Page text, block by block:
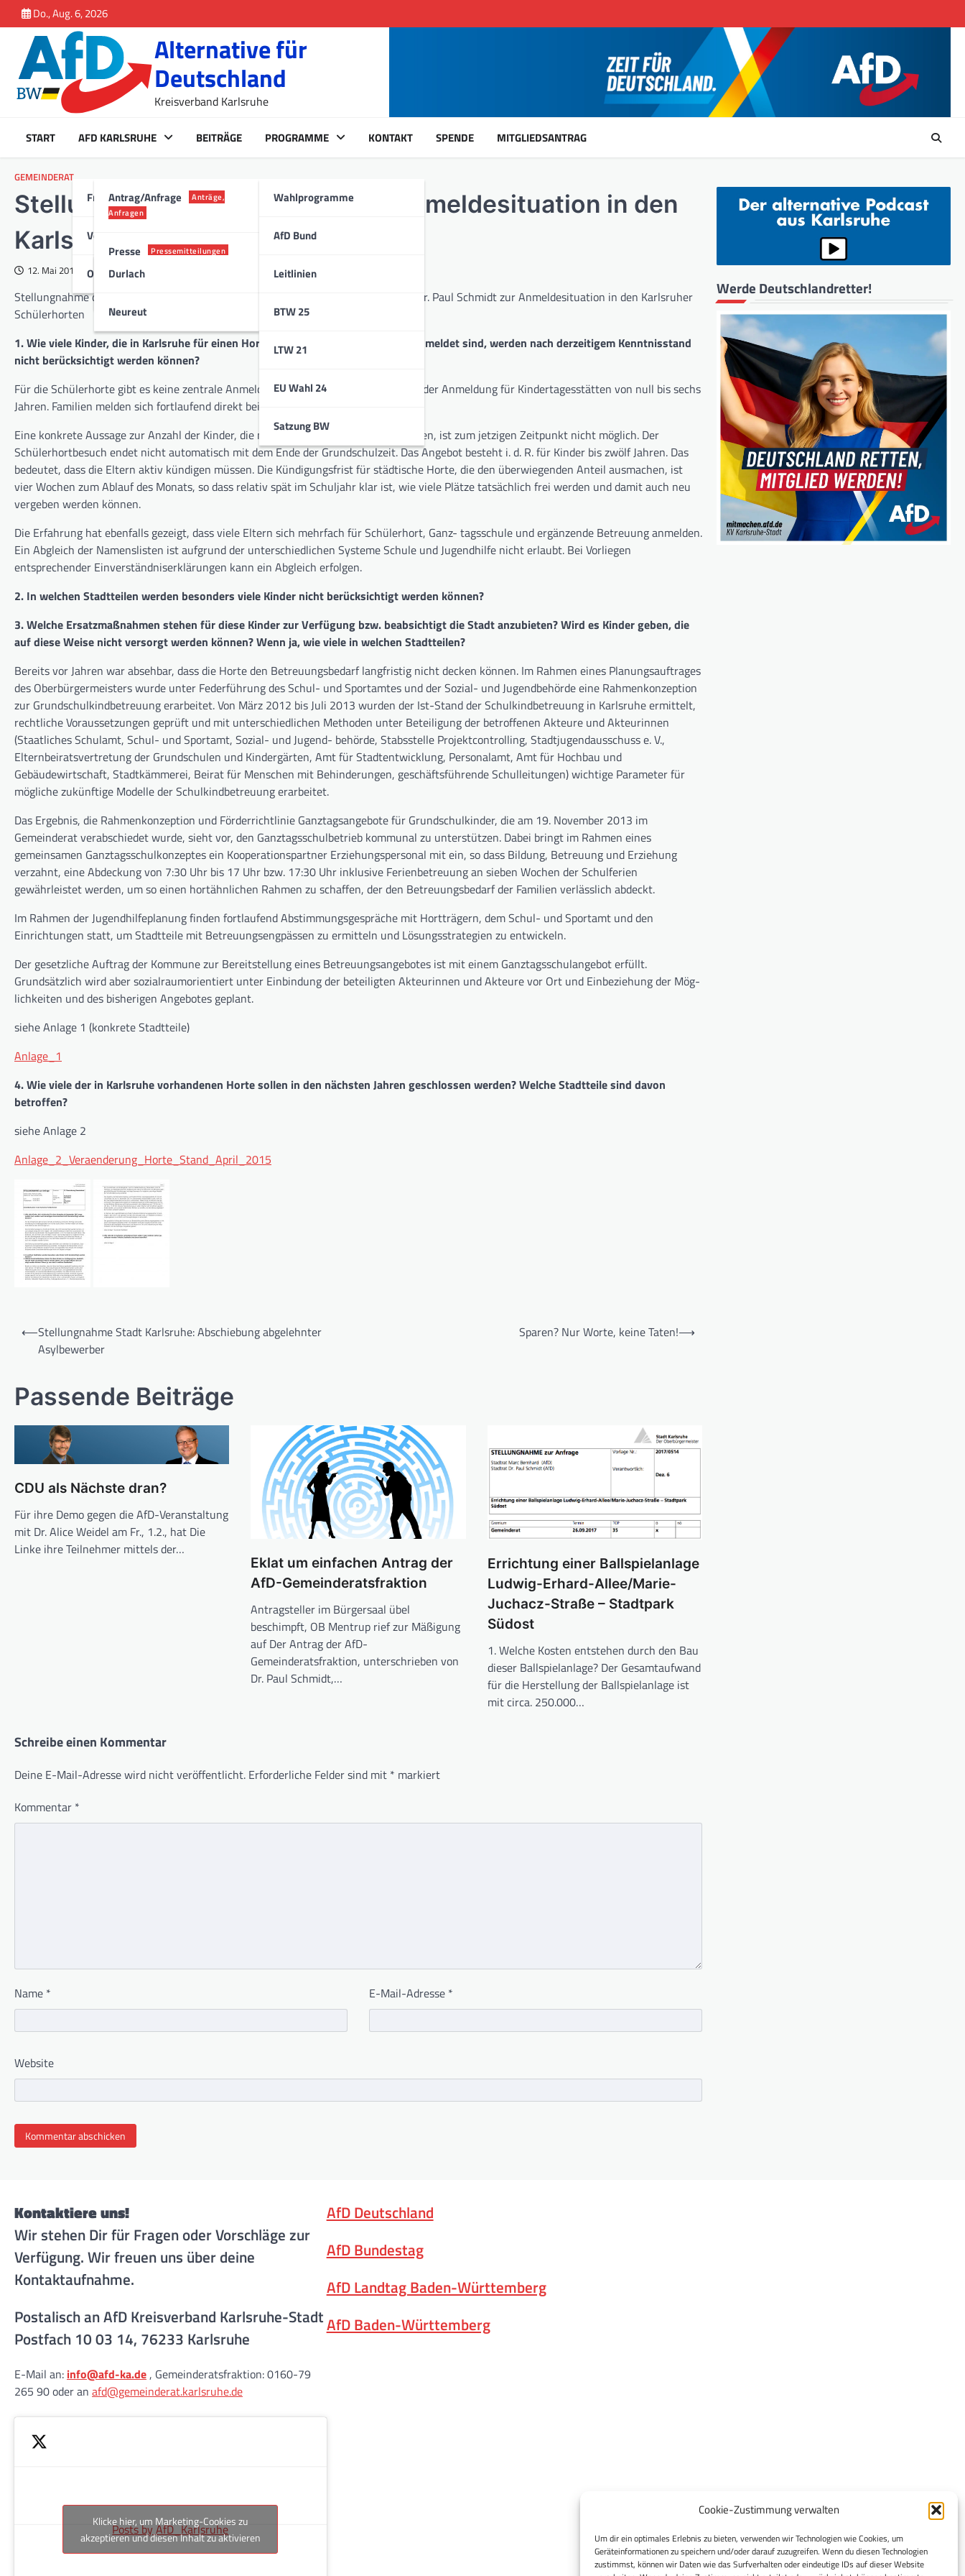
Cookie-Zustimmung verwalten
Um dir ein optimales Erlebnis zu bieten, verwenden wir Technologien wie Cookies, um
Geräteinformationen zu speichern und/oder darauf zuzugreifen. Wenn du diesen Technologien
zustimmst, können wir Daten wie das Surfverhalten oder eindeutige IDs auf dieser Website
springen
to
content
Do., Aug. 6, 2026
Alternative für
Deutschland
Kreisverband Karlsruhe
START AFD KARLSRUHE
Fraktion Karlsruhe
Antrag/Anfrage
Anträge,
Anfragen
Presse Pressemitteilungen
Vorstand
Ortsverband
Durlach
Neureut
BEITRÄGE PROGRAMME
Wahlprogramme
AfD Bund
Leitlinien
BTW 25
LTW 21
EU Wahl 24
Satzung BW
KONTAKT SPENDE MITGLIEDSANTRAG
GEMEINDERAT
Stellungnahme Stadt Karlsruhe: Anmeldesituation in den
Karlsruher Schülerhorten
12. Mai 2015
Stellungnahme der Stadt Karlsruhe zur Anfrage der Stadträte Marc Bernhard und Dr. Paul Schmidt zur Anmeldesituation in den Karlsruher
Schülerhorten
1. Wie viele Kinder, die in Karlsruhe für einen Hortplatz ab September 2015 ange- meldet sind, werden nach derzeitigem Kenntnisstand
nicht berücksichtigt werden können?
Für die Schülerhorte gibt es keine zentrale Anmeldung und keinen Stichtag wie bei der Anmeldung für Kindertagesstätten von null bis sechs
Jahren. Familien melden sich fortlaufend direkt bei den Einrichtungen an.
Eine konkrete Aussage zur Anzahl der Kinder, die nicht berücksichtigt werden können, ist zum jetzigen Zeitpunkt nicht möglich. Der
Schülerhortbesuch endet nicht automatisch mit dem Ende der Grundschulzeit. Das Angebot besteht i. d. R. für Kinder bis zwölf Jahren. Das
bedeutet, dass die Eltern aktiv kündigen müssen. Die Kündigungsfrist für städtische Horte, die den überwiegenden Anteil ausmachen, ist
vier Wochen zum Ablauf des Monats, so dass relativ spät im Schuljahr klar ist, wie viele Plätze tatsächlich frei werden und damit auch neu
vergeben werden können.
Die Erfahrung hat ebenfalls gezeigt, dass viele Eltern sich mehrfach für Schülerhort, Ganz- tagsschule und ergänzende Betreuung anmelden.
Ein Abgleich der Namenslisten ist aufgrund der unterschiedlichen Systeme Schule und Jugendhilfe nicht erlaubt. Bei Vorliegen
entsprechender Einverständniserklärungen kann ein Abgleich erfolgen.
2. In welchen Stadtteilen werden besonders viele Kinder nicht berücksichtigt werden können?
3. Welche Ersatzmaßnahmen stehen für diese Kinder zur Verfügung bzw. beabsichtigt die Stadt anzubieten? Wird es Kinder geben, die
auf diese Weise nicht versorgt werden können? Wenn ja, wie viele in welchen Stadtteilen?
Bereits vor Jahren war absehbar, dass die Horte den Betreuungsbedarf langfristig nicht decken können. Im Rahmen eines Planungsauftrages
des Oberbürgermeisters wurde unter Federführung des Schul- und Sportamtes und der Sozial- und Jugendbehörde eine Rahmenkonzeption
zur Grundschulkindbetreuung erarbeitet. Von März 2012 bis Juli 2013 wurden der Ist-Stand der Schulkindbetreuung in Karlsruhe ermittelt,
rechtliche Voraussetzungen geprüft und mit unterschiedlichen Methoden unter Beteiligung der betroffenen Akteure und Akteurinnen
(Staatliches Schulamt, Schul- und Sportamt, Sozial- und Jugend- behörde, Stabsstelle Projektcontrolling, Stadtjugendausschuss e. V.,
Elternbeiratsvertretung der Grundschulen und Kindergärten, Amt für Stadtentwicklung, Personalamt, Amt für Hochbau und
Gebäudewirtschaft, Stadtkämmerei, Beirat für Menschen mit Behinderungen, geschäftsführende Schulleitungen) wichtige Parameter für
mögliche zukünftige Modelle der Schulkindbetreuung erarbeitet.
Das Ergebnis, die Rahmenkonzeption und Förderrichtlinie Ganztagsangebote für Grundschulkinder, die am 19. November 2013 im
Gemeinderat verabschiedet wurde, sieht vor, den Ganztagsschulbetrieb kommunal zu unterstützen. Dabei bringt im Rahmen eines
gemeinsamen Ganztagsschulkonzeptes ein Kooperationspartner Erziehungspersonal mit ein, so dass Bildung, Betreuung und Erziehung
verzahnt, eine Abdeckung von 7:30 Uhr bis 17 Uhr bzw. 17:30 Uhr inklusive Ferienbetreuung an sieben Wochen der Schulferien
gewährleistet werden, um so einen hortähnlichen Rahmen zu schaffen, der den Betreuungsbedarf der Familien verlässlich abdeckt.
Im Rahmen der Jugendhilfeplanung finden fortlaufend Abstimmungsgespräche mit Hortträgern, dem Schul- und Sportamt und den
Einrichtungen statt, um Stadtteile mit Betreuungsengpässen zu ermitteln und Lösungsstrategien zu entwickeln.
Der gesetzliche Auftrag der Kommune zur Bereitstellung eines Betreuungsangebotes ist mit einem Ganztagsschulangebot erfüllt.
Grundsätzlich wird aber sozialraumorientiert unter Einbindung der beteiligten Akteurinnen und Akteure vor Ort und Einbeziehung der Mög-
lichkeiten und des bisherigen Angebotes geplant.
siehe Anlage 1 (konkrete Stadtteile)
Anlage_1
4. Wie viele der in Karlsruhe vorhandenen Horte sollen in den nächsten Jahren geschlossen werden? Welche Stadtteile sind davon
betroffen?
siehe Anlage 2
Anlage_2_Veraenderung_Horte_Stand_April_2015
Beitragsnavigation
⟵Stellungnahme Stadt Karlsruhe: Abschiebung abgelehnter
Asylbewerber
Sparen? Nur Worte, keine Taten!⟶
Passende Beiträge
CDU als Nächste dran?
Für ihre Demo gegen die AfD-Veranstaltung
mit Dr. Alice Weidel am Fr., 1.2., hat Die
Linke ihre Teilnehmer mittels der…
Eklat um einfachen Antrag der
AfD-Gemeinderatsfraktion
Antragsteller im Bürgersaal übel
beschimpft, OB Mentrup rief zur Mäßigung
auf Der Antrag der AfD-
Gemeinderatsfraktion, unterschrieben von
Dr. Paul Schmidt,…
Errichtung einer Ballspielanlage
Ludwig-Erhard-Allee/Marie-
Juchacz-Straße – Stadtpark
Südost
1. Welche Kosten entstehen durch den Bau
dieser Ballspielanlage? Der Gesamtaufwand
für die Herstellung der Ballspielanlage ist
mit circa. 250.000…
Schreibe einen Kommentar
Deine E-Mail-Adresse wird nicht veröffentlicht. Erforderliche Felder sind mit * markiert
Kommentar *
Name * E-Mail-Adresse *
Website
Werde Deutschlandretter!
Kontaktiere uns!
Wir stehen Dir für Fragen oder Vorschläge zur
Verfügung. Wir freuen uns über deine
Kontaktaufnahme.
Postalisch an AfD Kreisverband Karlsruhe-Stadt
Postfach 10 03 14, 76233 Karlsruhe
E-Mail an: info@afd-ka.de, Gemeinderatsfraktion: 0160-79
265 90 oder an afd@gemeinderat.karlsruhe.de
Posts by AfD_Karlsruhe
Klicke hier, um Marketing-Cookies zu
akzeptieren und diesen Inhalt zu aktivieren
AfD Deutschland
AfD Bundestag
AfD Landtag Baden-Württemberg
AfD Baden-Württemberg